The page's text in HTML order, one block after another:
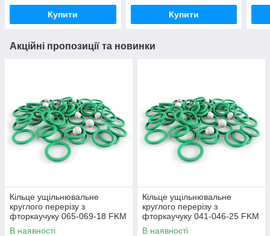
Купити Купити
Акційні пропозиції та новинки
Кільце ущільнювальне
круглого перерізу з
фторкаучуку 065-069-18 FKM
зелене термостійке
В наявності
Кільце ущільнювальне
круглого перерізу з
фторкаучуку 041-046-25 FKM
зелене термостійке
В наявності